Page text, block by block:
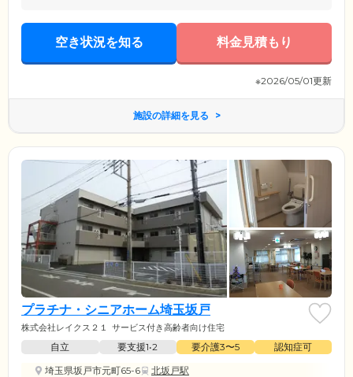
空き状況を知る 料金見積もり
※2026/05/01更新
施設の詳細を見る
プラチナ・シニアホーム埼玉坂戸
株式会社レイクス２１ サービス付き高齢者向け住宅
自立 要支援1•2 要介護3〜5
認知症可
埼玉県坂戸市元町65-6
北坂戸駅